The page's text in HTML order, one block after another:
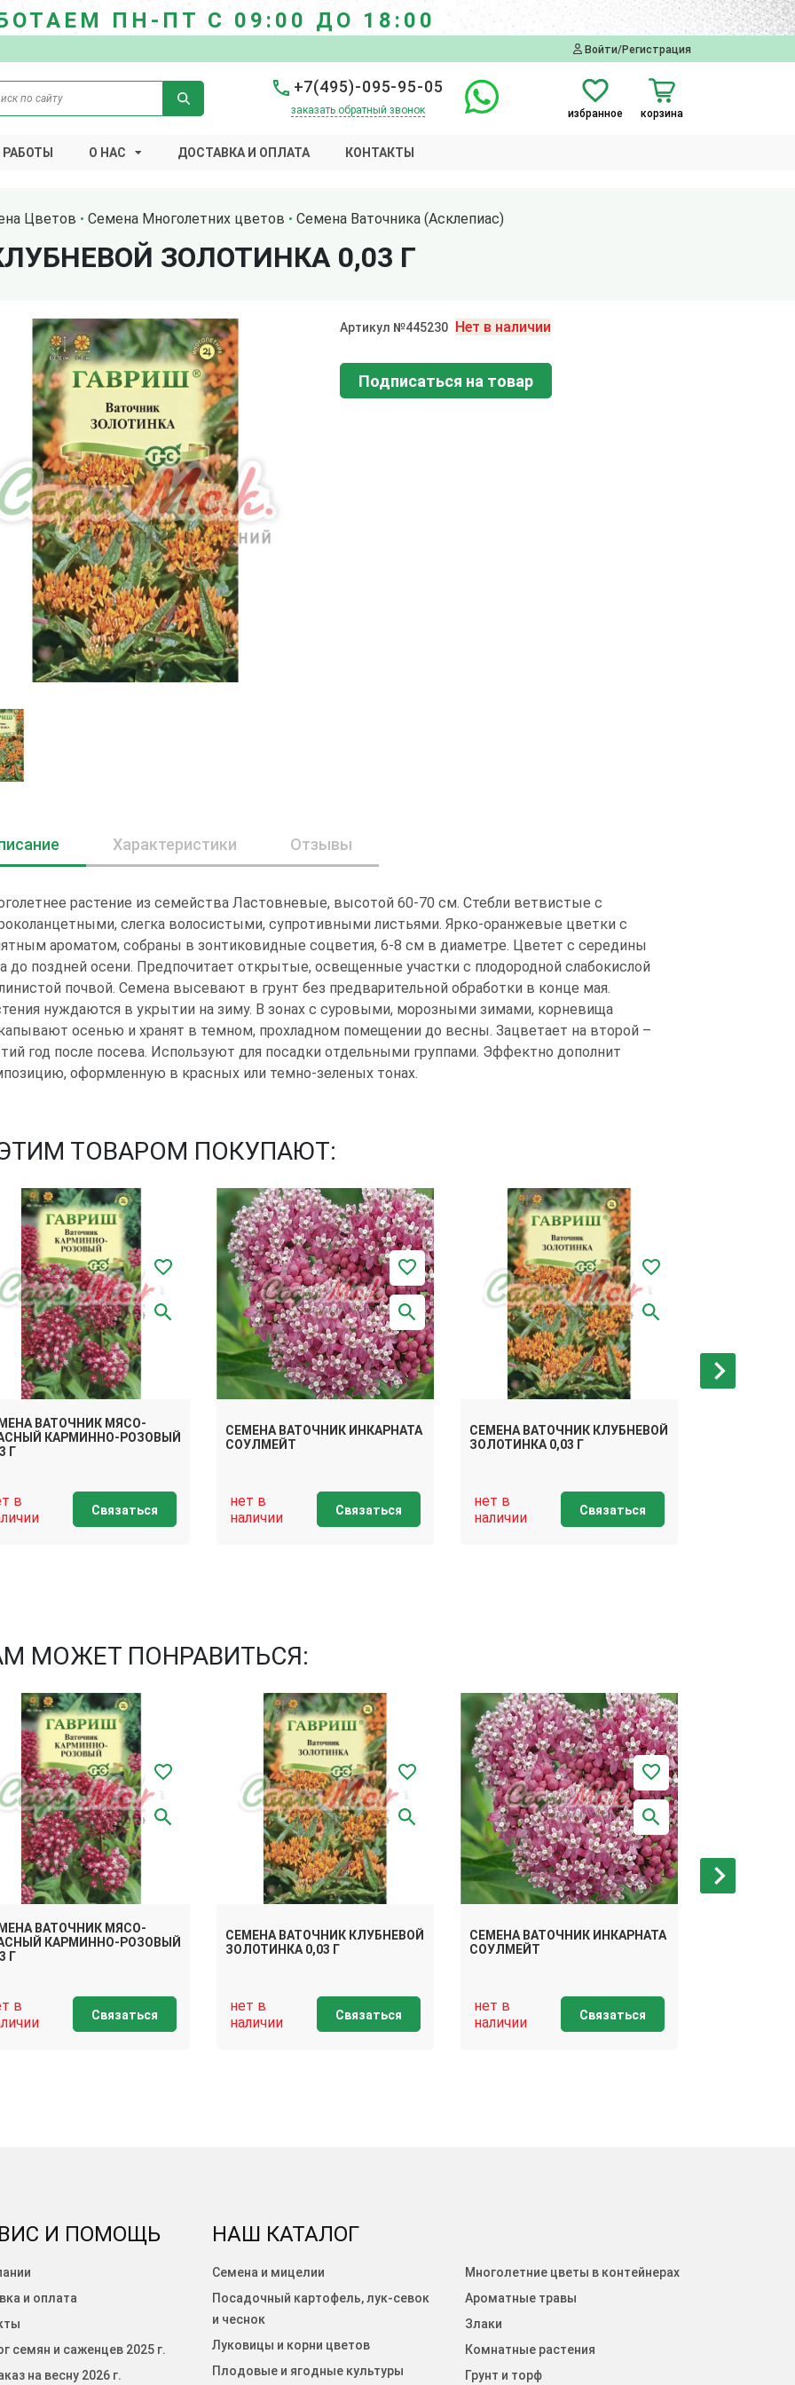
ПН-ПТ С 09:00 ДО 18:00
Войти/Регистрация
+7(495)-095-95-05
заказать обратный звонок избранное корзина
О НАС ДОСТАВКА И ОПЛАТА КОНТАКТЫ
Цветов Семена Многолетних цветов Семена Ваточника (Асклепиас)
ЗОЛОТИНКА 0,03 Г
Артикул №445230 Нет в наличии
Подписаться на товар
Характеристики Отзывы
растение из семейства Ластовневые, высотой 60-70 см. Стебли ветвистые с
слегка волосистыми, супротивными листьями. Ярко-оранжевые цветки с
ароматом, собраны в зонтиковидные соцветия, 6-8 см в диаметре. Цветет с середины
до поздней осени. Предпочитает открытые, освещенные участки с плодородной слабокислой
почвой. Семена высевают в грунт без предварительной обработки в конце мая.
нуждаются в укрытии на зиму. В зонах с суровыми, морозными зимами, корневища
осенью и хранят в темном, прохладном помещении до весны. Зацветает на второй –
год после посева. Используют для посадки отдельными группами. Эффектно дополнит
оформленную в красных или темно-зеленых тонах.
ТОВАРОМ ПОКУПАЮТ:
ВАТОЧНИК МЯСО-
КАРМИННО-РОЗОВЫЙ
Г
в
Связаться
СЕМЕНА ВАТОЧНИК ИНКАРНАТА
СОУЛМЕЙТ
нет в
наличии
Связаться
СЕМЕНА ВАТОЧНИК КЛУБНЕВОЙ
ЗОЛОТИНКА 0,03 Г
нет в
наличии
Связаться
МОЖЕТ ПОНРАВИТЬСЯ:
ВАТОЧНИК МЯСО-
КАРМИННО-РОЗОВЫЙ
Г
в
Связаться
СЕМЕНА ВАТОЧНИК КЛУБНЕВОЙ
ЗОЛОТИНКА 0,03 Г
нет в
наличии
Связаться
СЕМЕНА ВАТОЧНИК ИНКАРНАТА
СОУЛМЕЙТ
нет в
наличии
Связаться
И ПОМОЩЬ
и оплата
семян и саженцев 2025 г.
на весну 2026 г.
НАШ КАТАЛОГ
Семена и мицелии
Посадочный картофель, лук-севок
и чеснок
Луковицы и корни цветов
Плодовые и ягодные культуры
Многолетние цветы в контейнерах
Ароматные травы
Злаки
Комнатные растения
Грунт и торф